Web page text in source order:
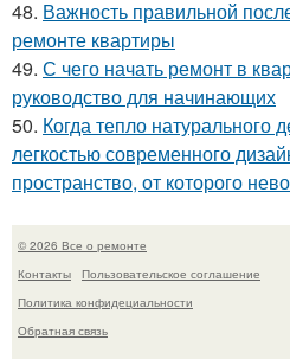
48. Важность правильной
ремонте квартиры
49. С чего начать ремонт в
руководство для начинающих
50. Когда тепло натурального
легкостью современного
пространство, от которого
© 2026 Все о ремонте
Контакты
Пользовательское соглашение
Политика конфидециальности
Обратная связь